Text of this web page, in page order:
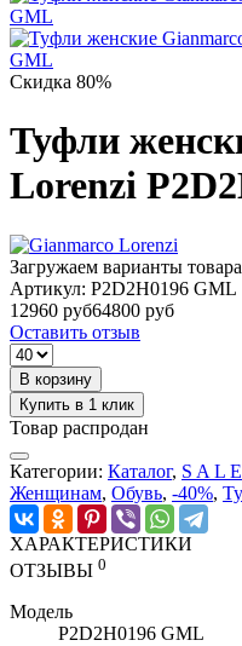
Скидка 80%
Туфли
Lorenzi
Загружаем варианты
Артикул: P2D2H0196 GML
12960 руб64800 руб
Оставить отзыв
В корзину
Купить в 1 клик
Товар распродан
Категории: Каталог, S A L E
Женщинам, Обувь, -40%,
ХАРАКТЕРИСТИКИ
ОТЗЫВЫ 0
Модель
P2D2H0196 GML